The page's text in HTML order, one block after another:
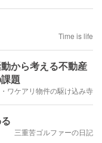
Time is life
から考える不動産
題
ワケアリ物件の駆け込み寺
三重苦ゴルファーの日記